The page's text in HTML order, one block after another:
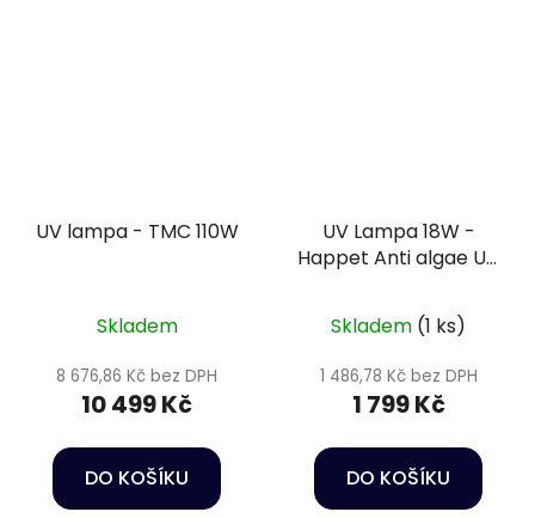
UV lampa - TMC 110W
Skladem
8 676,86 Kč bez DPH
10 499 Kč
DO KOŠÍKU
UV Lampa 18W -
Happet Anti algae UV
Skladem (1 ks)
1 486,78 Kč bez DPH
1 799 Kč
DO KOŠÍKU